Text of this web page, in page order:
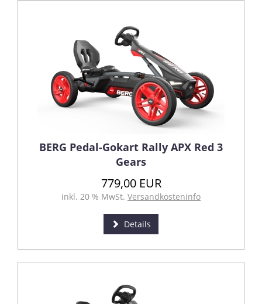
BERG Pedal-Gokart Rally APX Red 3
Gears
779,00 EUR
inkl. 20 % MwSt. Versandkosteninfo
Details